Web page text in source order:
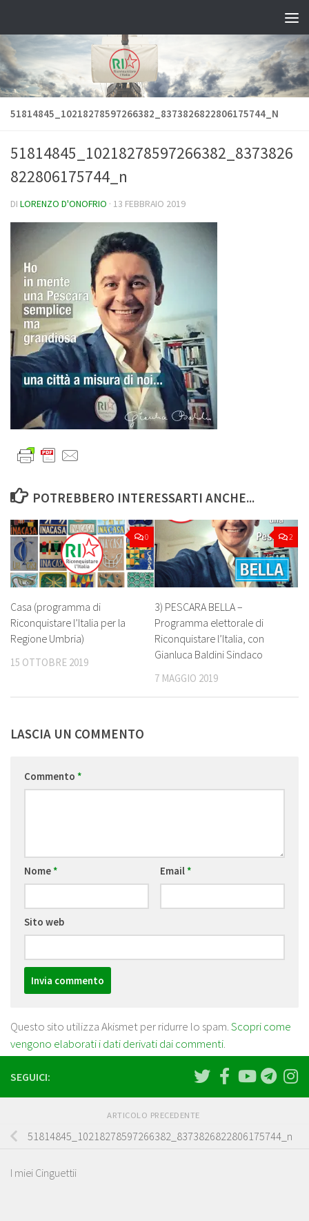
51814845_10218278597266382_8373826822806175744_N
51814845_10218278597266382_8373826
822806175744_n
DI LORENZO D'ONOFRIO · 13 FEBBRAIO 2019
POTREBBERO INTERESSARTI ANCHE...
0
Casa (programma di
Riconquistare l’Italia per la
Regione Umbria)
15 OTTOBRE 2019
2
3) PESCARA BELLA –
Programma elettorale di
Riconquistare l’Italia, con
Gianluca Baldini Sindaco
7 MAGGIO 2019
LASCIA UN COMMENTO
Commento *
Nome* Email*
Sito web
Questo sito utilizza Akismet per ridurre lo spam.Scopri come
vengono elaborati i dati derivati dai commenti.
SEGUICI:
ARTICOLO PRECEDENTE
51814845_10218278597266382_8373826822806175744_n
I miei Cinguettii